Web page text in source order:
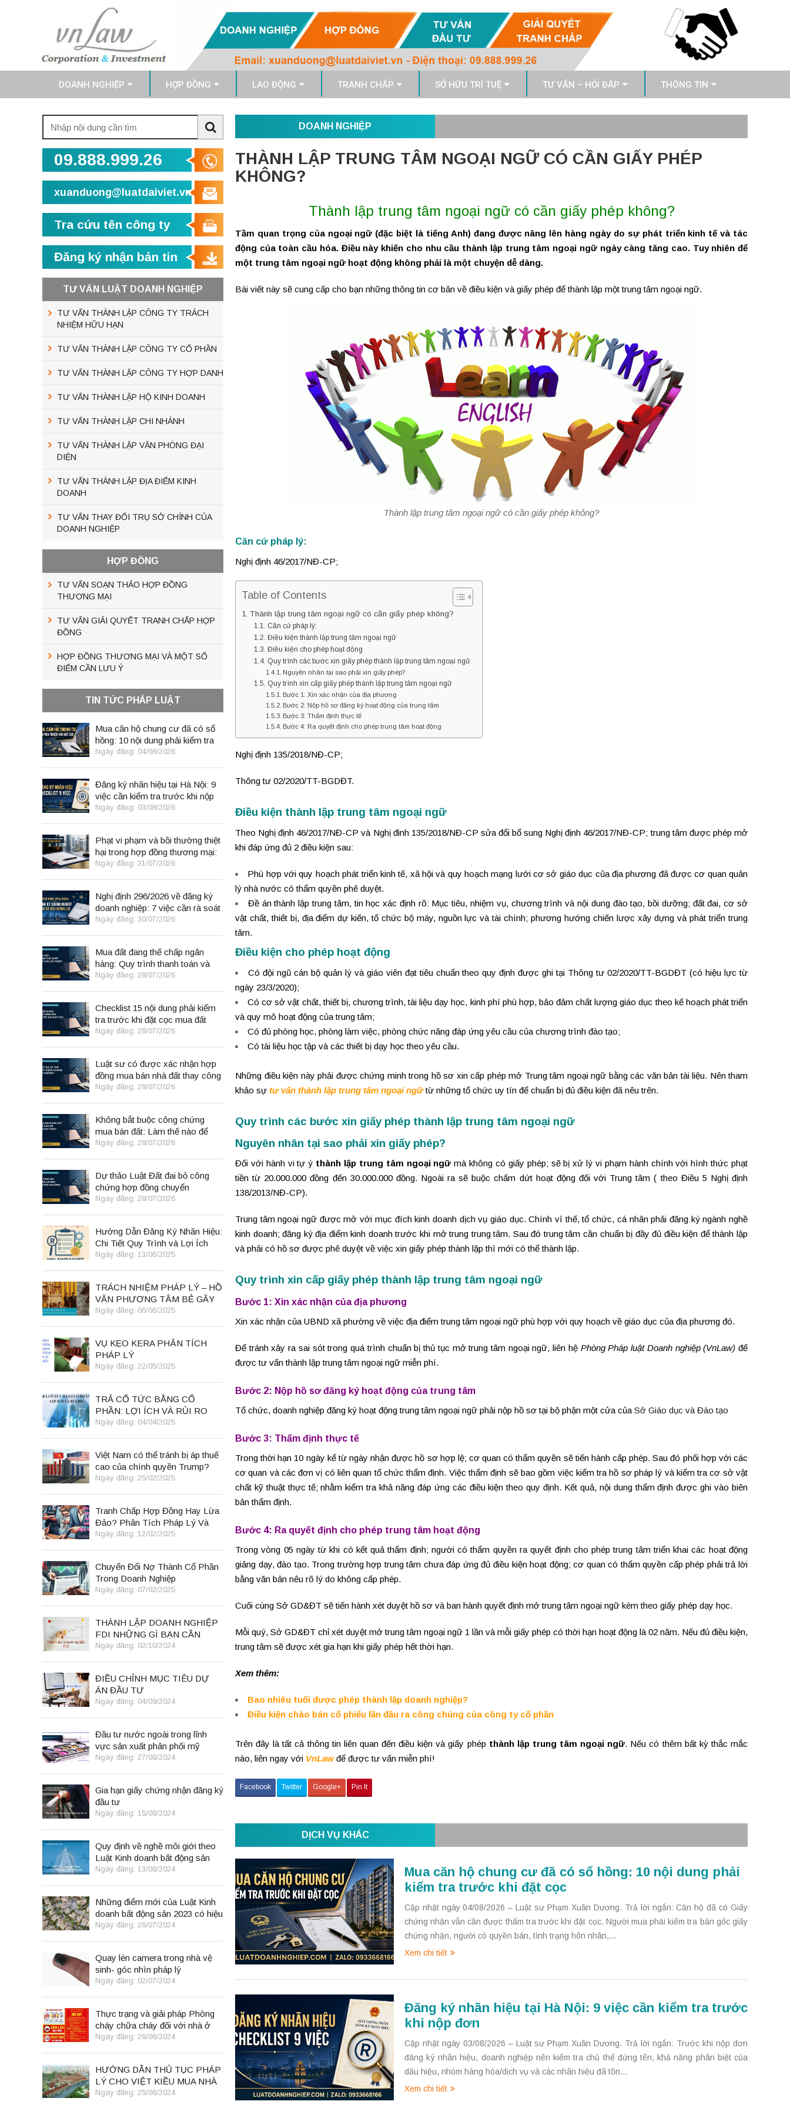
DOANH NGHIỆP HỢP ĐỒNG LAO ĐỘNG TRANH CHẤP SỞ HỮU TRÍ TUỆ TƯ VẤN – HỎI ĐÁP THÔNG TIN
DOANH NGHIỆP
THÀNH LẬP TRUNG TÂM NGOẠI NGỮ CÓ CẦN GIẤY PHÉP
KHÔNG?
Thành lập trung tâm ngoại ngữ có cần giấy phép không?
Tầm quan trọng của ngoại ngữ (đặc biệt là tiếng Anh) đang được nâng lên hàng ngày do sự phát triển kinh tế và tác
động của toàn cầu hóa. Điều này khiến cho nhu cầu thành lập trung tâm ngoại ngữ ngày càng tăng cao. Tuy nhiên để
một trung tâm ngoại ngữ hoạt động không phải là một chuyện dễ dàng.
Bài viết này sẽ cung cấp cho bạn những thông tin cơ bản về điều kiện và giấy phép để thành lập một trung tâm ngoại ngữ.
Thành lập trung tâm ngoại ngữ có cần giấy phép không?
Căn cứ pháp lý:
Nghị định 46/2017/NĐ-CP;
Table of Contents
Thành lập trung tâm ngoại ngữ có cần giấy phép không?
Căn cứ pháp lý:
Điều kiện thành lập trung tâm ngoại ngữ
Điều kiện cho phép hoạt động
Quy trình các bước xin giấy phép thành lập trung tâm ngoại ngữ
Nguyên nhân tại sao phải xin giấy phép?
Quy trình xin cấp giấy phép thành lập trung tâm ngoại ngữ
Bước 1: Xin xác nhận của địa phương
Bước 2: Nộp hồ sơ đăng ký hoạt động của trung tâm
Bước 3: Thẩm định thực tế
Bước 4: Ra quyết định cho phép trung tâm hoạt động
Nghị định 135/2018/NĐ-CP;
Thông tư 02/2020/TT-BGDĐT.
Điều kiện thành lập trung tâm ngoại ngữ
Theo Nghị định 46/2017/NĐ-CP và Nghị đinh 135/2018/NĐ-CP sửa đổi bổ sung Nghị định 46/2017/NĐ-CP; trung tâm được phép mở
khi đáp ứng đủ 2 điều kiện sau:
Phù hợp với quy hoạch phát triển kinh tế, xã hội và quy hoạch mạng lưới cơ sở giáo dục của địa phương đã được cơ quan quản
lý nhà nước có thẩm quyền phê duyệt.
Đề án thành lập trung tâm, tin học xác định rõ: Mục tiêu, nhiệm vụ, chương trình và nội dung đào tạo, bồi dưỡng; đất đai, cơ sở
vật chất, thiết bị, địa điểm dự kiến, tổ chức bộ máy, nguồn lực và tài chính; phương hướng chiến lược xây dựng và phát triển trung
tâm.
Điều kiện cho phép hoạt động
Có đội ngũ cán bộ quản lý và giáo viên đạt tiêu chuẩn theo quy định được ghi tại Thông tư 02/2020/TT-BGDĐT (có hiệu lực từ
ngày 23/3/2020);
Có cơ sở vật chất, thiết bị, chương trình, tài liệu dạy học, kinh phí phù hợp, bảo đảm chất lượng giáo dục theo kế hoạch phát triển
và quy mô hoạt động của trung tâm;
Có đủ phòng học, phòng làm việc, phòng chức năng đáp ứng yêu cầu của chương trình đào tạo;
Có tài liệu học tập và các thiết bị dạy học theo yêu cầu.
Những điều kiện này phải được chứng minh trong hồ sơ xin cấp phép mở Trung tâm ngoại ngữ bằng các văn bản tài liệu. Nên tham
khảo sự tư vấn thành lập trung tâm ngoại ngữ từ những tổ chức uy tín để chuẩn bị đủ điều kiện đã nêu trên.
Quy trình các bước xin giấy phép thành lập trung tâm ngoại ngữ
Nguyên nhân tại sao phải xin giấy phép?
Đối với hành vi tự ý thành lập trung tâm ngoại ngữ mà không có giấy phép; sẽ bị xử lý vi phạm hành chính với hình thức phạt
tiền từ 20.000.000 đồng đến 30.000.000 đồng. Ngoài ra sẽ buộc chấm dứt hoạt động đối với Trung tâm ( theo Điều 5 Nghị định
138/2013/NĐ-CP).
Trung tâm ngoại ngữ được mở với mục đích kinh doanh dịch vụ giáo dục. Chính vì thế, tổ chức, cá nhân phải đăng ký ngành nghề
kinh doanh; đăng ký địa điểm kinh doanh trước khi mở trung trung tâm. Sau đó trung tâm cần chuẩn bị đầy đủ điều kiện để thành lập
và phải có hồ sơ được phê duyệt về việc xin giấy phép thành lập thì mới có thể thành lập.
Quy trình xin cấp giấy phép thành lập trung tâm ngoại ngữ
Bước 1: Xin xác nhận của địa phương
Xin xác nhận của UBND xã phường về việc địa điểm trung tâm ngoại ngữ phù hợp với quy hoạch về giáo dục của địa phương đó.
Để tránh xảy ra sai sót trong quá trình chuẩn bị thủ tục mở trung tâm ngoại ngữ, liên hệ Phòng Pháp luật Doanh nghiệp (VnLaw)để
được tư vấn thành lập trung tâm ngoại ngữ miễn phí.
Bước 2: Nộp hồ sơ đăng ký hoạt động của trung tâm
Tổ chức, doanh nghiệp đăng ký hoạt động trung tâm ngoại ngữ phải nộp hồ sơ tại bộ phận một cửa của Sở Giáo dục và Đào tạo
Bước 3: Thẩm định thực tế
Trong thời hạn 10 ngày kể từ ngày nhận được hồ sơ hợp lệ; cơ quan có thẩm quyền sẽ tiến hành cấp phép. Sau đó phối hợp với các
cơ quan và các đơn vị có liên quan tổ chức thẩm định. Việc thẩm định sẽ bao gồm việc kiểm tra hồ sơ pháp lý và kiểm tra cơ sở vật
chất kỹ thuật thực tế; nhằm kiểm tra khả năng đáp ứng các điều kiện theo quy định. Kết quả, nội dung thẩm định được ghi vào biên
bản thẩm định.
Bước 4: Ra quyết định cho phép trung tâm hoạt động
Trong vòng 05 ngày từ khi có kết quả thẩm định; người có thẩm quyền ra quyết định cho phép trung tâm triển khai các hoạt động
giảng dạy, đào tạo. Trong trường hợp trung tâm chưa đáp ứng đủ điều kiện hoạt động; cơ quan có thẩm quyền cấp phép phải trả lời
bằng văn bản nêu rõ lý do không cấp phép.
Cuối cùng Sở GD&ĐT sẽ tiến hành xét duyệt hồ sơ và ban hành quyết định mở trung tâm ngoại ngữ kèm theo giấy phép dạy học.
Mỗi quý, Sở GD&ĐT chỉ xét duyệt mở trung tâm ngoại ngữ 1 lần và mỗi giấy phép có thời hạn hoạt động là 02 năm. Nếu đủ điều kiện,
trung tâm sẽ được xét gia hạn khi giấy phép hết thời hạn.
Xem thêm:
Bao nhiêu tuổi được phép thành lập doanh nghiệp?
Điều kiện chào bán cổ phiếu lần đầu ra công chúng của công ty cổ phần
Trên đây là tất cả thông tin liên quan đến điều kiện và giấy phép thành lập trung tâm ngoại ngữ. Nếu có thêm bất kỳ thắc mắc
nào, liên ngay với VnLawđể được tư vấn miễn phí!
Facebook Twitter Google+ Pin It
DỊCH VỤ KHÁC
Mua căn hộ chung cư đã có sổ hồng: 10 nội dung phải
kiểm tra trước khi đặt cọc
Cập nhật ngày 04/08/2026 – Luật sư Phạm Xuân Dương. Trả lời ngắn: Căn hộ đã có Giấy
chứng nhận vẫn cần được thẩm tra trước khi đặt cọc. Người mua phải kiểm tra bản gốc giấy
chứng nhận, người có quyền bán, tình trạng hôn nhân,...
Xem chi tiết
Đăng ký nhãn hiệu tại Hà Nội: 9 việc cần kiểm tra trước
khi nộp đơn
Cập nhật ngày 03/08/2026 – Luật sư Phạm Xuân Dương. Trả lời ngắn: Trước khi nộp đơn
đăng ký nhãn hiệu, doanh nghiệp nên kiểm tra chủ thể đứng tên, khả năng phân biệt của
dấu hiệu, nhóm hàng hóa/dịch vụ và các nhãn hiệu đã tồn...
Xem chi tiết
kiếm:
Search
09.888.999.26
xuanduong@luatdaiviet.vn
Tra cứu tên công ty
Đăng ký nhận bản tin
TƯ VẤN LUẬT DOANH NGHIỆP
TƯ VẤN THÀNH LẬP CÔNG TY TRÁCH
NHIỆM HỮU HẠN
TƯ VẤN THÀNH LẬP CÔNG TY CỔ PHẦN
TƯ VẤN THÀNH LẬP CÔNG TY HỢP DANH
TƯ VẤN THÀNH LẬP HỘ KINH DOANH
TƯ VẤN THÀNH LẬP CHI NHÁNH
TƯ VẤN THÀNH LẬP VĂN PHÒNG ĐẠI
DIỆN
TƯ VẤN THÀNH LẬP ĐỊA ĐIỂM KINH
DOANH
TƯ VẤN THAY ĐỔI TRỤ SỞ CHÍNH CỦA
DOANH NGHIỆP
HỢP ĐỒNG
TƯ VẤN SOẠN THẢO HỢP ĐỒNG
THƯƠNG MẠI
TƯ VẤN GIẢI QUYẾT TRANH CHẤP HỢP
ĐỒNG
HỢP ĐỒNG THƯƠNG MẠI VÀ MỘT SỐ
ĐIỂM CẦN LƯU Ý
TIN TỨC PHÁP LUẬT
Mua căn hộ chung cư đã có sổ
hồng: 10 nội dung phải kiểm tra
trước khi đặt cọc
Ngày đăng: 04/08/2026
Đăng ký nhãn hiệu tại Hà Nội: 9
việc cần kiểm tra trước khi nộp
đơn
Ngày đăng: 03/08/2026
Phạt vi phạm và bồi thường thiệt
hại trong hợp đồng thương mại:
8 điểm cần kiểm tra
Ngày đăng: 31/07/2026
Nghị định 296/2026 về đăng ký
doanh nghiệp: 7 việc cần rà soát
Ngày đăng: 30/07/2026
Mua đất đang thế chấp ngân
hàng: Quy trình thanh toán và
giải chấp an toàn
Ngày đăng: 28/07/2026
Checklist 15 nội dung phải kiểm
tra trước khi đặt cọc mua đất
Ngày đăng: 28/07/2026
Luật sư có được xác nhận hợp
đồng mua bán nhà đất thay công
chứng viên không?
Ngày đăng: 28/07/2026
Không bắt buộc công chứng
mua bán đất: Làm thế nào để
giao dịch vẫn an toàn?
Ngày đăng: 28/07/2026
Dự thảo Luật Đất đai bỏ công
chứng hợp đồng chuyển
nhượng: Người mua nhà đất cần
Ngày đăng: 28/07/2026
Hướng Dẫn Đăng Ký Nhãn Hiệu:
Chi Tiết Quy Trình và Lợi Ích
Ngày đăng: 13/06/2025
TRÁCH NHIỆM PHÁP LÝ – HỒ
VĂN PHƯƠNG TÂM BẺ GÃY
NGAI VÀNG
Ngày đăng: 06/06/2025
VỤ KẸO KERA PHÂN TÍCH
PHÁP LÝ
Ngày đăng: 22/05/2025
TRẢ CỔ TỨC BẰNG CỔ
PHẦN: LỢI ÍCH VÀ RỦI RO
Ngày đăng: 04/04/2025
Việt Nam có thể tránh bị áp thuế
cao của chính quyền Trump?
Ngày đăng: 25/02/2025
Tranh Chấp Hợp Đồng Hay Lừa
Đảo? Phân Tích Pháp Lý Và
Bài Học Kinh Doanh
Ngày đăng: 12/02/2025
Chuyển Đổi Nợ Thành Cổ Phần
Trong Doanh Nghiệp
Ngày đăng: 07/02/2025
THÀNH LẬP DOANH NGHIỆP
FDI NHỮNG GÌ BẠN CẦN
BIẾT
Ngày đăng: 02/10/2024
ĐIỀU CHỈNH MỤC TIÊU DỰ
ÁN ĐẦU TƯ
Ngày đăng: 04/09/2024
Đầu tư nước ngoài trong lĩnh
vực sản xuất phân phối mỹ
phẩm
Ngày đăng: 27/08/2024
Gia hạn giấy chứng nhận đăng ký
đầu tư
Ngày đăng: 15/08/2024
Quy định về nghề môi giới theo
Luật Kinh doanh bất động sản
2023
Ngày đăng: 13/08/2024
Những điểm mới của Luật Kinh
doanh bất động sản 2023 có hiệu
lực từ 01/8/2024
Ngày đăng: 26/07/2024
Quay lén camera trong nhà vệ
sinh- góc nhìn pháp lý
Ngày đăng: 02/07/2024
Thực trạng và giải pháp Phòng
cháy chữa cháy đối với nhà ở
kết hợp kinh doanh tại Việt Nam
Ngày đăng: 26/06/2024
HƯỚNG DẪN THỦ TỤC PHÁP
LÝ CHO VIỆT KIỀU MUA NHÀ
TẠI VIỆT NAM THEO LUẬT
Ngày đăng: 25/06/2024